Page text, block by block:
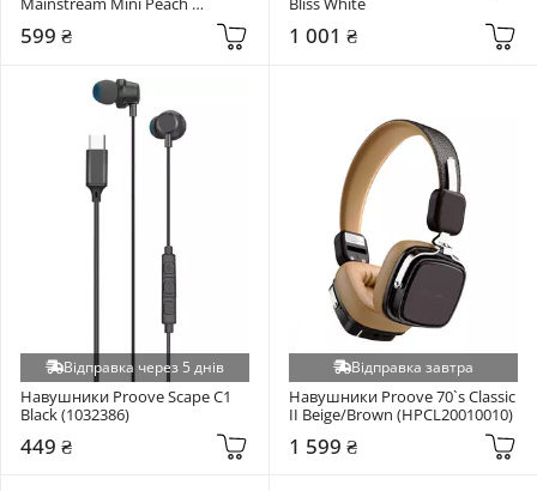
599 ₴ 1 001 ₴
Відправка через 5 днів
Навушники Proove Scape C1
Black (1032386)
449 ₴
Відправка завтра
Навушники Proove 70`s Classic
II Beige/Brown (HPCL20010010)
1 599 ₴